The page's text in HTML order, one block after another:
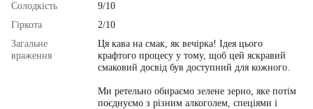
Солодкість
9/10
Гіркота
2/10
Загальне
враження
Ця кава на смак, як вечірка! Ідея цього
крафтого процесу у тому, щоб цей яскравий
смаковий досвід був доступний для кожного.
Ми ретельно обираємо зелене зерно, яке потім
поєднуємо з різним алкоголем, спеціями і